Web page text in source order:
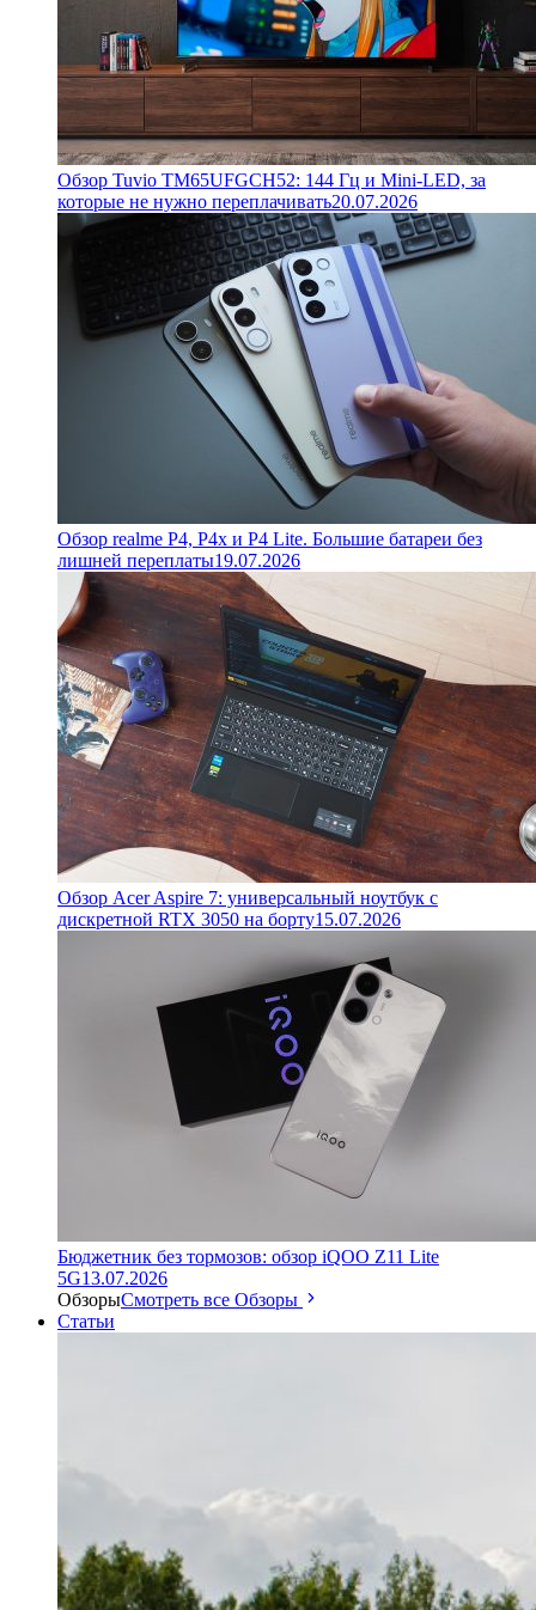
Обзор Tuvio TM65UFGCH52: 144 Гц и Mini-LED, за
которые не нужно переплачивать20.07.2026
Обзор realme P4, P4x и P4 Lite. Большие батареи без
лишней переплаты19.07.2026
Обзор Acer Aspire 7: универсальный ноутбук с
дискретной RTX 3050 на борту15.07.2026
Бюджетник без тормозов: обзор iQOO Z11 Lite
5G13.07.2026
ОбзорыСмотреть все Обзоры
Статьи